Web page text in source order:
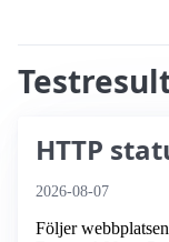
HTTP
2026-08-07
Följer